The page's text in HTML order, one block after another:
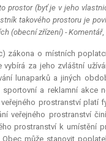
prostor (byť je v jeho
takového prostoru je
(obecní zřízení) - Komentář,
zákona o místních
vybírá za jeho zvláštní
lunaparků a jiných
a reklamní
prostranství platí
veřejného prostranství
prostranství k umístění
může stanovit